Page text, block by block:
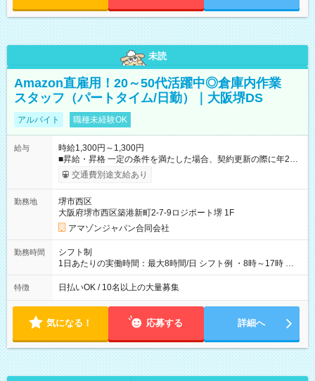
未読
Amazon直雇用！20～50代活躍中◎倉庫内作業
スタッフ（パートタイム/日勤）｜大阪堺DS
アルバイト 職種未経験OK
給与
時給1,300円～1,300円
■昇給・昇格 一定の条件を満たした場合、契約更新の際に年2回
まで昇給の機会があります。 ■正社員登用制度あり ※月末締/翌
月25日支払い ※時間外手当、別途支給 ※深夜割増賃金 (22:00～
☆Amazon直雇用で安定して働けます！ 【試用期間】試用期間
あり 試用期間の長さ：1週間 雇用形態、給与は本採用時と同じ
です。
交通費別途支給あり
勤務地
堺市西区
大阪府堺市西区築港新町2-7-9ロジポート堺 1F
アマゾンジャパン合同会社
勤務時間
シフト制
1日あたりの実働時間：最大8時間/日 シフト例 ・8時～17時 ・
12時～21時
特徴 日払いOK / 10名以上の大量募集
気になる！ 応募する 詳細へ